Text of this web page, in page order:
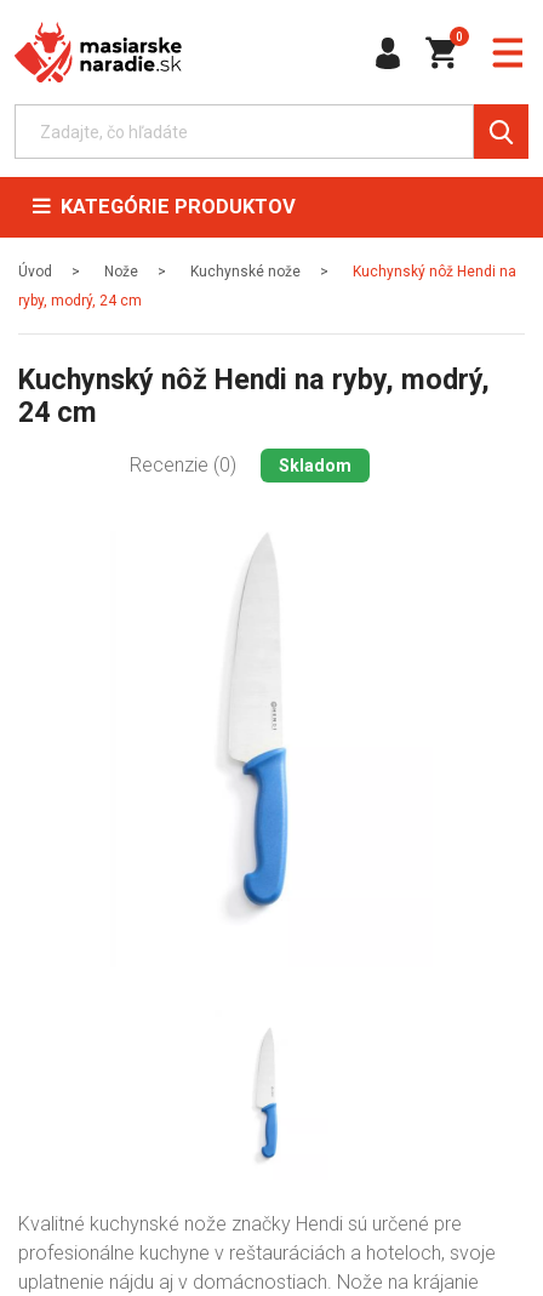
0
KATEGÓRIE PRODUKTOV
Úvod Nože Kuchynské nože
Kuchynský nôž Hendi na
ryby, modrý, 24 cm
Kuchynský nôž Hendi na ryby, modrý,
24 cm
Recenzie (0) Skladom
Kvalitné kuchynské nože značky Hendi sú určené pre
profesionálne kuchyne v reštauráciách a hoteloch, svoje
uplatnenie nájdu aj v domácnostiach. Nože na krájanie